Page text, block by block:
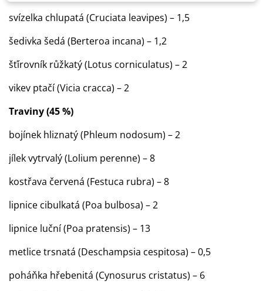
svízelka chlupatá (Cruciata leavipes) – 1,5
šedivka šedá (Berteroa incana) – 1,2
šťírovník růžkatý (Lotus corniculatus) – 2
vikev ptačí (Vicia cracca) – 2
Traviny (45 %)
bojínek hliznatý (Phleum nodosum) – 2
jílek vytrvalý (Lolium perenne) – 8
kostřava červená (Festuca rubra) – 8
lipnice cibulkatá (Poa bulbosa) – 2
lipnice luční (Poa pratensis) – 13
metlice trsnatá (Deschampsia cespitosa) – 0,5
poháňka hřebenitá (Cynosurus cristatus) – 6